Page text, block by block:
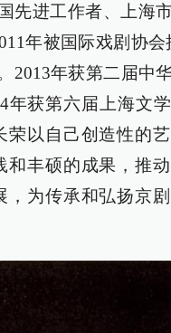
先进工作者、上海
年被国际戏剧协会
2013年获第二届中
年获第六届上海文
荣以自己创造性的
和丰硕的成果，推
，为传承和弘扬京